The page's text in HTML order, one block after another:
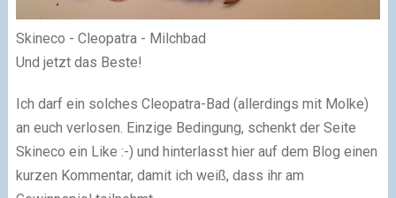
Skineco - Cleopatra - Milchbad
Und jetzt das Beste!
Ich darf ein solches Cleopatra-Bad (allerdings mit Molke)
an euch verlosen. Einzige Bedingung, schenkt der Seite
Skineco ein Like :-) und hinterlasst hier auf dem Blog einen
kurzen Kommentar, damit ich weiß, dass ihr am